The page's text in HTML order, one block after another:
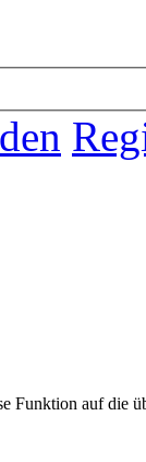
Funktion auf die